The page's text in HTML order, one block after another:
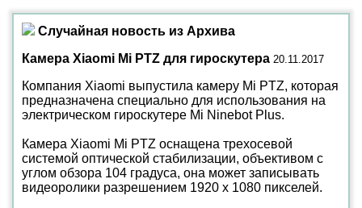
Случайная новость из Архива
Камера Xiaomi Mi PTZ для гироскутера 20.11.2017
Компания Xiaomi выпустила камеру Mi PTZ, которая
предназначена специально для использования на
электрическом гироскутере Mi Ninebot Plus.
Камера Xiaomi Mi PTZ оснащена трехосевой
системой оптической стабилизации, объективом с
углом обзора 104 градуса, она может записывать
видеоролики разрешением 1920 х 1080 пикселей.